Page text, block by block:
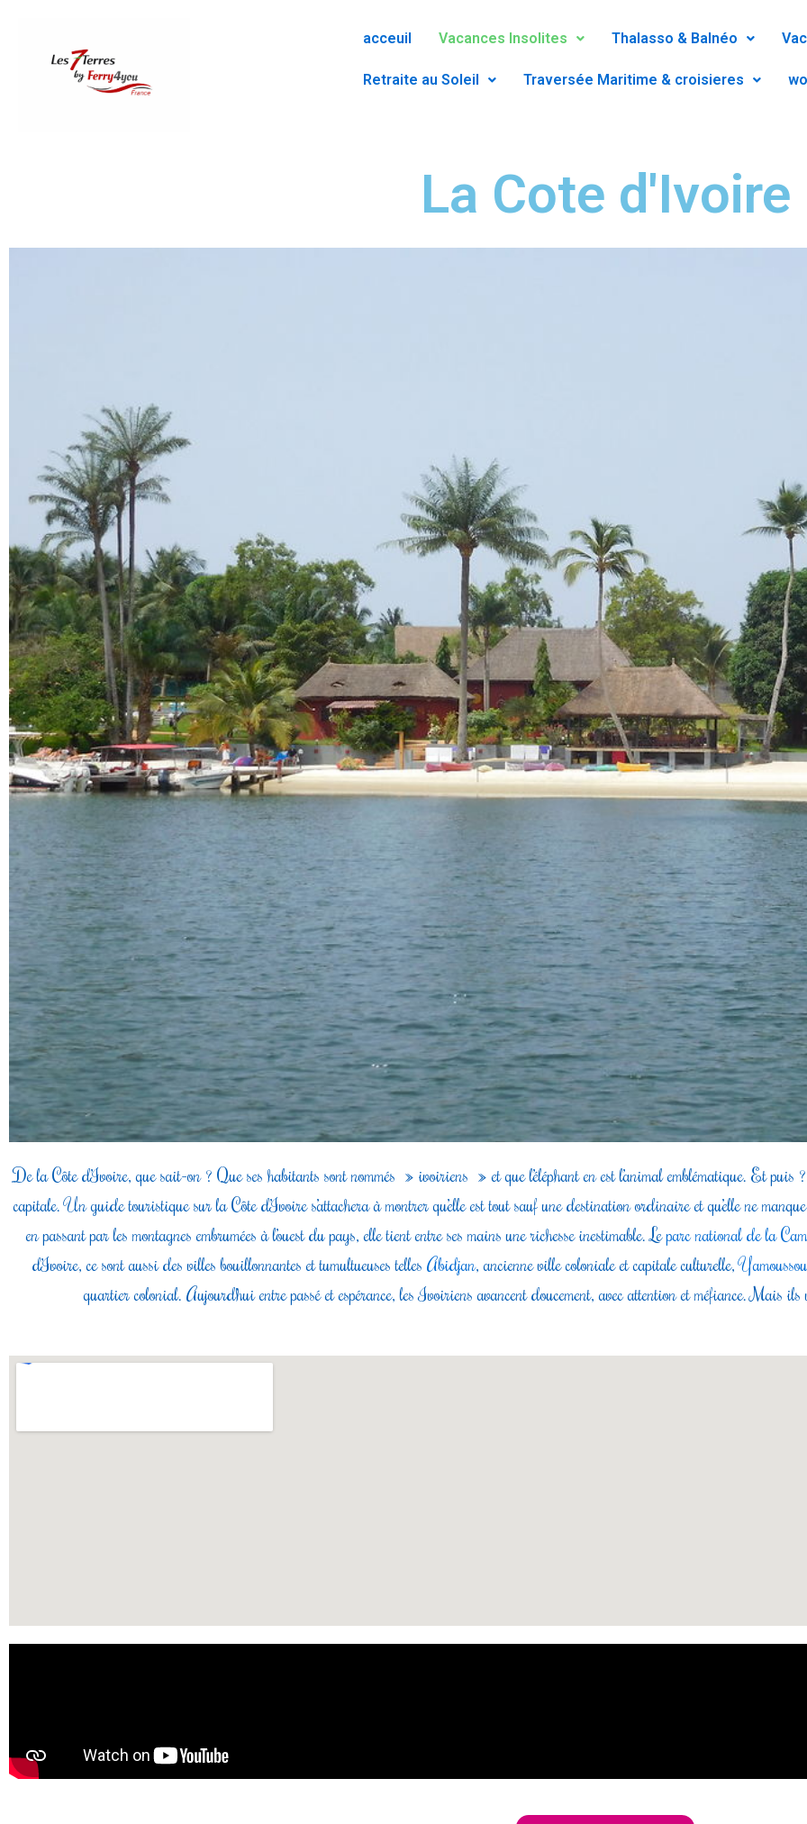
contenu
acceuil Vacances Insolites Thalasso & Balnéo
Retraite au Soleil Traversée Maritime & croisieres
La Cote d'Ivoire
De la Côte d’Ivoire, que sait-on ? Que ses habitants sont nommés » ivoiriens » et que l’éléphant en est l’animal emblématique. Et puis
capitale. Un guide touristique sur la Côte d’Ivoire s’attachera à montrer qu’elle est tout sauf une destination ordinaire et qu’elle ne
en passant par les montagnes embrumées à l’ouest du pays, elle tient entre ses mains une richesse inestimable. Leparc national de la
d’Ivoire, ce sont aussi des villes bouillonnantes et tumultueuses telles Abidjan, ancienne ville coloniale et capitale culturelle,
quartier colonial. Aujourd’hui entre passé et espérance, les Ivoiriens avancent doucement, avec attention et méfiance. Mais